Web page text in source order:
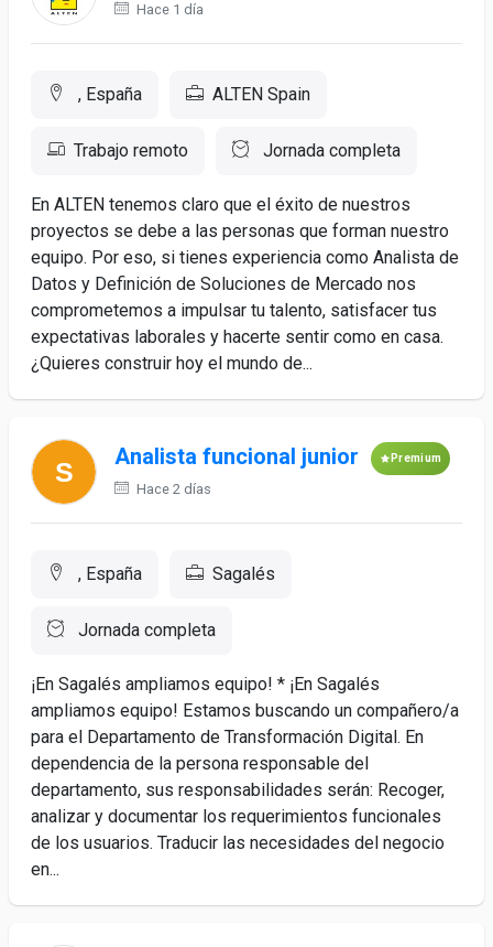
Hace 1 día
, España ALTEN Spain
Trabajo remoto Jornada completa
En ALTEN tenemos claro que el éxito de nuestros
proyectos se debe a las personas que forman nuestro
equipo. Por eso, si tienes experiencia como Analista de
Datos y Definición de Soluciones de Mercado nos
comprometemos a impulsar tu talento, satisfacer tus
expectativas laborales y hacerte sentir como en casa.
¿Quieres construir hoy el mundo de...
Analista funcional junior Premium
Hace 2 días
, España Sagalés
Jornada completa
¡En Sagalés ampliamos equipo! * ¡En Sagalés
ampliamos equipo! Estamos buscando un compañero/a
para el Departamento de Transformación Digital. En
dependencia de la persona responsable del
departamento, sus responsabilidades serán: Recoger,
analizar y documentar los requerimientos funcionales
de los usuarios. Traducir las necesidades del negocio
en...